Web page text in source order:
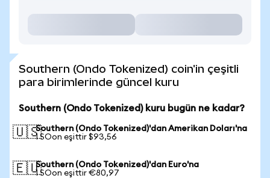
Southern (Ondo Tokenized) coin'in çeşitli
para birimlerinde güncel kuru
Southern (Ondo Tokenized) kuru bugün ne kadar?
🇺🇸Southern (Ondo Tokenized)'dan Amerikan Doları'na
1 SOon eşittir $93,56
🇪🇺Southern (Ondo Tokenized)'dan Euro'na
1 SOon eşittir €80,97